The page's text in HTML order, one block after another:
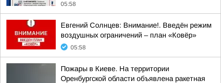
05:58
Евгений Солнцев: Внимание!. Введён режим
воздушных ограничений – план «Ковёр»
05:58
Пожары в Киеве. На территории
Оренбургской области объявлена ракетная